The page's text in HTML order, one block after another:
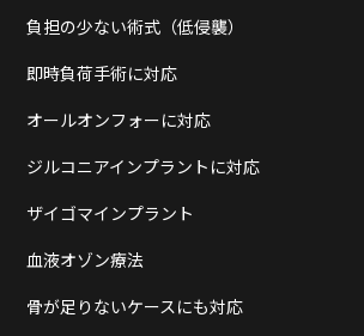
負担の少ない術式（低侵襲）
即時負荷手術に対応
オールオンフォーに対応
ジルコニアインプラントに対応
ザイゴマインプラント
血液オゾン療法
骨が足りないケースにも対応